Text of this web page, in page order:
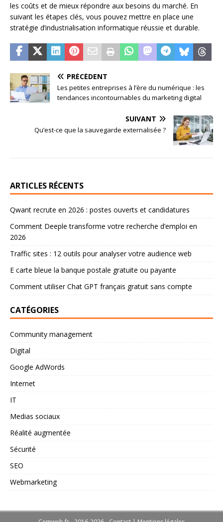
les coûts et de mieux répondre aux besoins du marché. En
suivant les étapes clés, vous pouvez mettre en place une
stratégie d’industrialisation informatique réussie et durable.
PRÉCÉDENT
Les petites entreprises à l’ère du numérique : les
tendances incontournables du marketing digital
SUIVANT
Qu’est-ce que la sauvegarde externalisée ?
ARTICLES RÉCENTS
Qwant recrute en 2026 : postes ouverts et candidatures
Comment Deeple transforme votre recherche d’emploi en
2026
Traffic sites : 12 outils pour analyser votre audience web
E carte bleue la banque postale gratuite ou payante
Comment utiliser Chat GPT français gratuit sans compte
CATÉGORIES
Community management
Digital
Google AdWords
Internet
IT
Medias sociaux
Réalité augmentée
Sécurité
SEO
Webmarketing